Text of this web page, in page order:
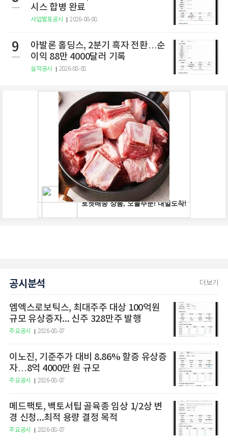
시스 합병 완료
사업발표공시 2026-08-08
9
아발론 홀딩스, 2분기 흑자 전환…순
이익 88만 4000달러 기록
실적공시 2026-08-08
공시분석 더보기
엠엑스로보틱스, 최대주주 대상 100억원
규모 유상증자... 신주 328만주 발행
주요공시 2026-08-07
이노진, 기준주가 대비 8.86% 할증 유상증
자…8억 4000만 원 규모
주요공시 2026-08-07
메드팩토, 백토서팁 골육종 임상 1/2상 변
경 신청...최적 용량 결정 목적
주요공시 2026-08-07